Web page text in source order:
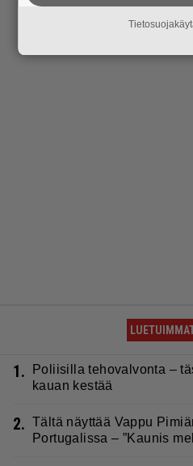
1.
Poliisilla tehovalvonta –
kauan kestää
2. Tältä näyttää Vappu
Portugalissa – ”Kaunis